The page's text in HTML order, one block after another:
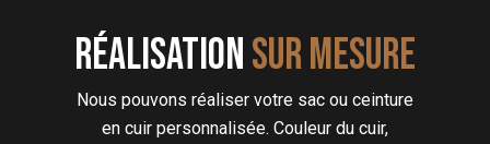
Réalisationsur mesure
Nous pouvons réaliser votre sac ou ceinture
en cuir personnalisée. Couleur du cuir,